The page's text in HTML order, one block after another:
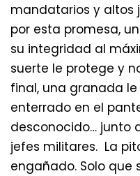
mandatarios y altos
por esta promesa,
su integridad al
suerte le protege y
final, una granada
enterrado en el
desconocido… junto
jefes militares. La
engañado. Solo que